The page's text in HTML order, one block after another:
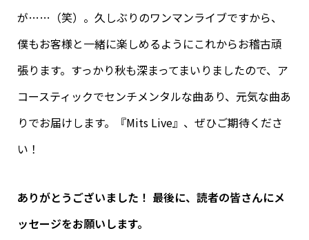
が……（笑）。久しぶりのワンマンライブですから、
僕もお客様と一緒に楽しめるようにこれからお稽古頑
張ります。すっかり秋も深まってまいりましたので、ア
コースティックでセンチメンタルな曲あり、元気な曲あ
りでお届けします。『Mits Live』、ぜひご期待くださ
い！
ありがとうございました！ 最後に、読者の皆さんにメ
ッセージをお願いします。